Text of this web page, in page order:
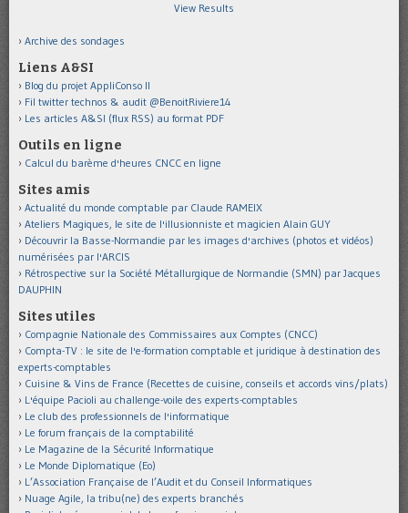
View Results
Archive des sondages
Liens A&SI
Blog du projet AppliConso II
Fil twitter technos & audit @BenoitRiviere14
Les articles A&SI (flux RSS) au format PDF
Outils en ligne
Calcul du barème d'heures CNCC en ligne
Sites amis
Actualité du monde comptable par Claude RAMEIX
Ateliers Magiques, le site de l'illusionniste et magicien Alain GUY
Découvrir la Basse-Normandie par les images d'archives (photos et vidéos)
numérisées par l'ARCIS
Rétrospective sur la Société Métallurgique de Normandie (SMN) par Jacques
DAUPHIN
Sites utiles
Compagnie Nationale des Commissaires aux Comptes (CNCC)
Compta-TV : le site de l'e-formation comptable et juridique à destination des
experts-comptables
Cuisine & Vins de France (Recettes de cuisine, conseils et accords vins/plats)
L'équipe Pacioli au challenge-voile des experts-comptables
Le club des professionnels de l'informatique
Le forum français de la comptabilité
Le Magazine de la Sécurité Informatique
Le Monde Diplomatique (Eo)
L’Association Française de l’Audit et du Conseil Informatiques
Nuage Agile, la tribu(ne) des experts branchés